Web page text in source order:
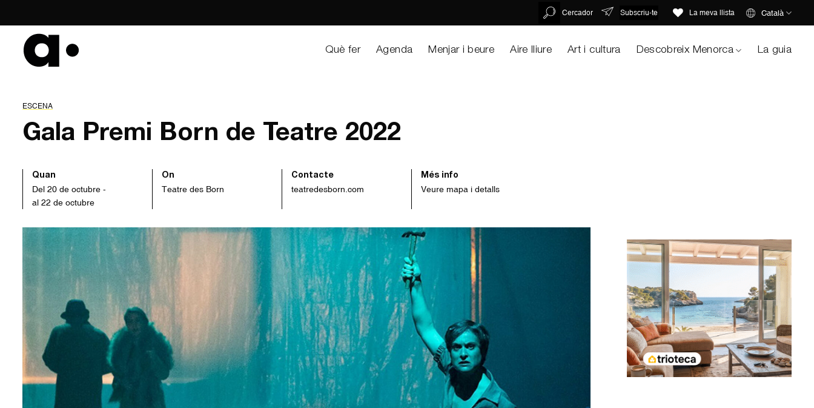
content
Cercador Subscriu-te La meva llista Català
Què fer Agenda Menjar i beure Aire lliure Art i cultura Descobreix Menorca La guia
ESCENA
Gala Premi Born de Teatre 2022
Quan
Del 20 de octubre -
al 22 de octubre
On
Teatre des Born
Contacte
teatredesborn.com
Més info
Veure mapa i detalls